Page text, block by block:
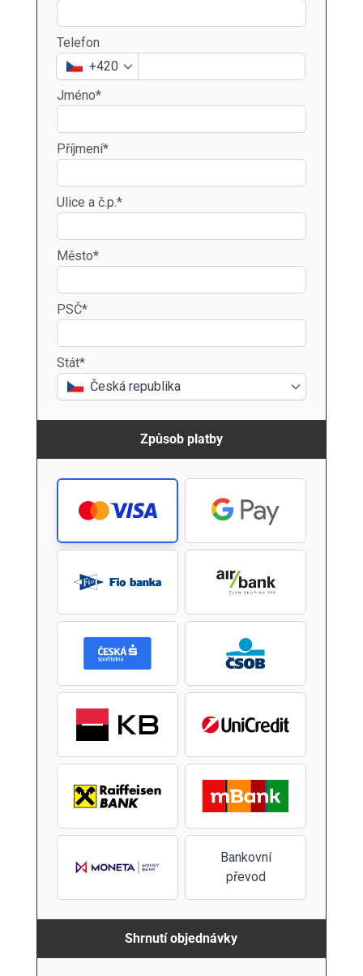
Telefon
+420
Jméno*
Příjmení*
Ulice a č.p.*
Město*
PSČ*
Stát*
Česká republika
Způsob platby
Bankovní
převod
Shrnutí objednávky